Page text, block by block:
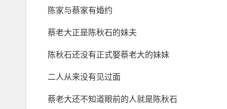
陈家与蔡家有婚约
蔡老大正是陈秋石的妹夫
陈秋石还没有正式娶蔡老大的妹妹
二人从来没有见过面
蔡老大还不知道眼前的人就是陈秋石